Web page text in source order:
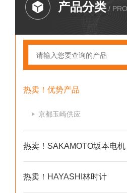
产品分类 /
热卖！优势产品
京都玉崎供应
热卖！SAKAMOTO坂本电机
热卖！HAYASHI林时计